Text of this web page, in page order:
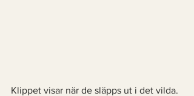
Klippet visar när de släpps ut i det vilda.